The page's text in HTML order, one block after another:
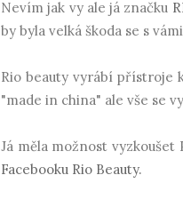
Nevím jak vy ale já značku
by byla velká škoda se s
Rio beauty vyrábí přístroje
"made in china" ale vše se
Já měla možnost
Facebooku Rio Beauty.